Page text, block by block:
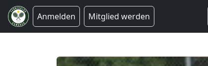
Anmelden Mitglied werden